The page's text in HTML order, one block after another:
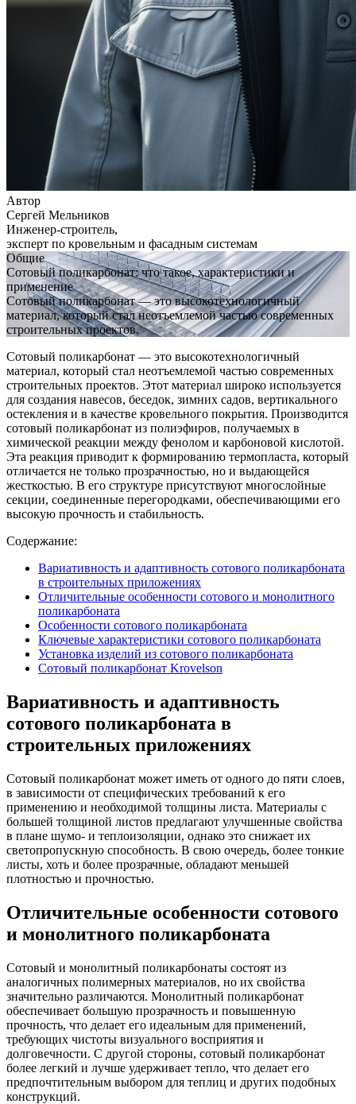
Автор
Сергей Мельников
Инженер-строитель,
эксперт по кровельным и фасадным системам
Общие
Сотовый поликарбонат: что такое, характеристики и
применение
Сотовый поликарбонат — это высокотехнологичный
материал, который стал неотъемлемой частью современных
строительных проектов.
Сотовый поликарбонат — это высокотехнологичный
материал, который стал неотъемлемой частью современных
строительных проектов. Этот материал широко используется
для создания навесов, беседок, зимних садов, вертикального
остекления и в качестве кровельного покрытия. Производится
сотовый поликарбонат из полиэфиров, получаемых в
химической реакции между фенолом и карбоновой кислотой.
Эта реакция приводит к формированию термопласта, который
отличается не только прозрачностью, но и выдающейся
жесткостью. В его структуре присутствуют многослойные
секции, соединенные перегородками, обеспечивающими его
высокую прочность и стабильность.
Содержание:
Вариативность и адаптивность сотового поликарбоната
в строительных приложениях
Отличительные особенности сотового и монолитного
поликарбоната
Особенности сотового поликарбоната
Ключевые характеристики сотового поликарбоната
Установка изделий из сотового поликарбоната
Сотовый поликарбонат Krovelson
Вариативность и адаптивность
сотового поликарбоната в
строительных приложениях
Сотовый поликарбонат может иметь от одного до пяти слоев,
в зависимости от специфических требований к его
применению и необходимой толщины листа. Материалы с
большей толщиной листов предлагают улучшенные свойства
в плане шумо- и теплоизоляции, однако это снижает их
светопропускную способность. В свою очередь, более тонкие
листы, хоть и более прозрачные, обладают меньшей
плотностью и прочностью.
Отличительные особенности сотового
и монолитного поликарбоната
Сотовый и монолитный поликарбонаты состоят из
аналогичных полимерных материалов, но их свойства
значительно различаются. Монолитный поликарбонат
обеспечивает большую прозрачность и повышенную
прочность, что делает его идеальным для применений,
требующих чистоты визуального восприятия и
долговечности. С другой стороны, сотовый поликарбонат
более легкий и лучше удерживает тепло, что делает его
предпочтительным выбором для теплиц и других подобных
конструкций.